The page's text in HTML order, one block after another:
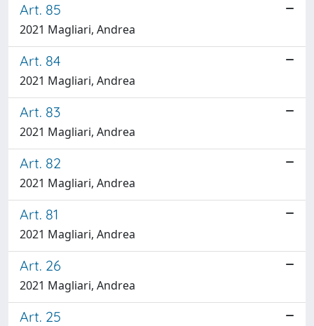
Art. 85
2021 Magliari, Andrea
Art. 84
2021 Magliari, Andrea
Art. 83
2021 Magliari, Andrea
Art. 82
2021 Magliari, Andrea
Art. 81
2021 Magliari, Andrea
Art. 26
2021 Magliari, Andrea
Art. 25